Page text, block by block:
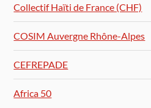
Collectif Haïti de France (CHF)
COSIM Auvergne Rhône-Alpes
CEFREPADE
Africa 50